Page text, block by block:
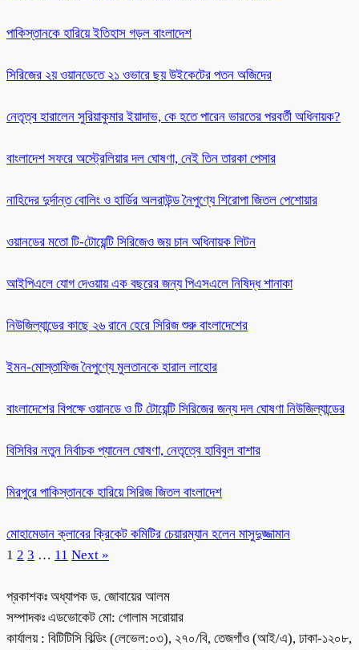
পাকিস্তানকে হারিয়ে ইতিহাস গড়ল বাংলাদেশ
সিরিজের ২য় ওয়ানডেতে ২১ ওভারে ছয় উইকেটের পতন অজিদের
নেতৃত্ব হারালেন সুরিয়াকুমার ইয়াদাভ, কে হতে পারেন ভারতের পরবর্তী অধিনায়ক?
বাংলাদেশ সফরে অস্ট্রেলিয়ার দল ঘোষণা, নেই তিন তারকা পেসার
নাহিদের দুর্দান্ত বোলিং ও হার্ডির অলরাউন্ড নৈপুণ্যে শিরোপা জিতল পেশোয়ার
ওয়ানডের মতো টি-টোয়েন্টি সিরিজেও জয় চান অধিনায়ক লিটন
আইপিএলে যোগ দেওয়ায় এক বছরের জন্য পিএসএলে নিষিদ্ধ শানাকা
নিউজিল্যান্ডের কাছে ২৬ রানে হেরে সিরিজ শুরু বাংলাদেশের
ইমন-মোস্তাফিজ নৈপুণ্যে মুলতানকে হারাল লাহোর
বাংলাদেশের বিপক্ষে ওয়ানডে ও টি টোয়েন্টি সিরিজের জন্য দল ঘোষণা নিউজিল্যান্ডের
বিসিবির নতুন নির্বাচক প্যানেল ঘোষণা, নেতৃত্বে হাবিবুল বাশার
মিরপুরে পাকিস্তানকে হারিয়ে সিরিজ জিতল বাংলাদেশ
মোহামেডান ক্লাবের ক্রিকেট কমিটির চেয়ারম্যান হলেন মাসুদুজ্জামান
1 2 3 … 11 Next »
প্রকাশকঃ অধ্যাপক ড. জোবায়ের আলম
সম্পাদকঃ এডভোকেট মো: গোলাম সরোয়ার
কার্যালয় : বিটিটিসি বিল্ডিং (লেভেল:০৩), ২৭০/বি, তেজগাঁও (আই/এ), ঢাকা-১২০৮,